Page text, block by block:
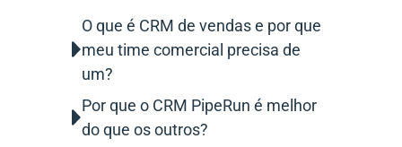
O que é CRM de vendas e por que
meu time comercial precisa de
um?
Por que o CRM PipeRun é melhor
do que os outros?